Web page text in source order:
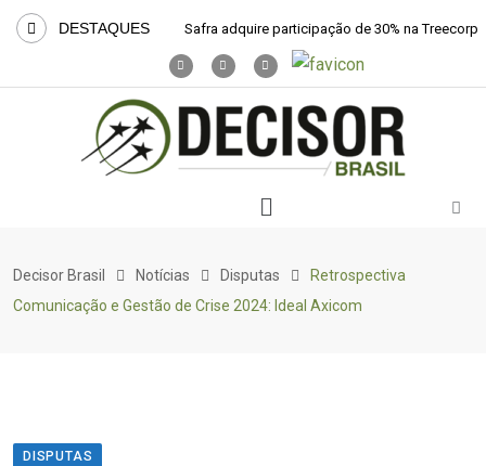
DESTAQUES Safra adquire participação de 30% na Treecorp
Decisor Brasil Notícias Disputas
Retrospectiva
Comunicação e Gestão de Crise 2024: Ideal Axicom
DISPUTAS